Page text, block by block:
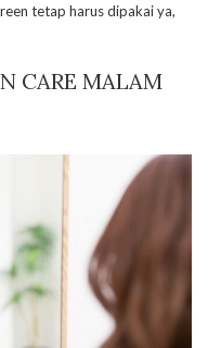
tetap harus dipakai ya,
CARE MALAM